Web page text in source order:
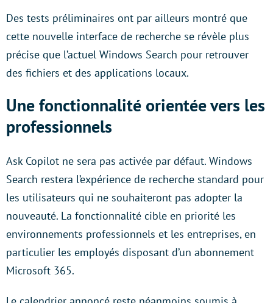
Des tests préliminaires ont par ailleurs montré que
cette nouvelle interface de recherche se révèle plus
précise que l’actuel Windows Search pour retrouver
des fichiers et des applications locaux.
Une fonctionnalité orientée vers les
professionnels
Ask Copilot ne sera pas activée par défaut. Windows
Search restera l’expérience de recherche standard pour
les utilisateurs qui ne souhaiteront pas adopter la
nouveauté. La fonctionnalité cible en priorité les
environnements professionnels et les entreprises, en
particulier les employés disposant d’un abonnement
Microsoft 365.